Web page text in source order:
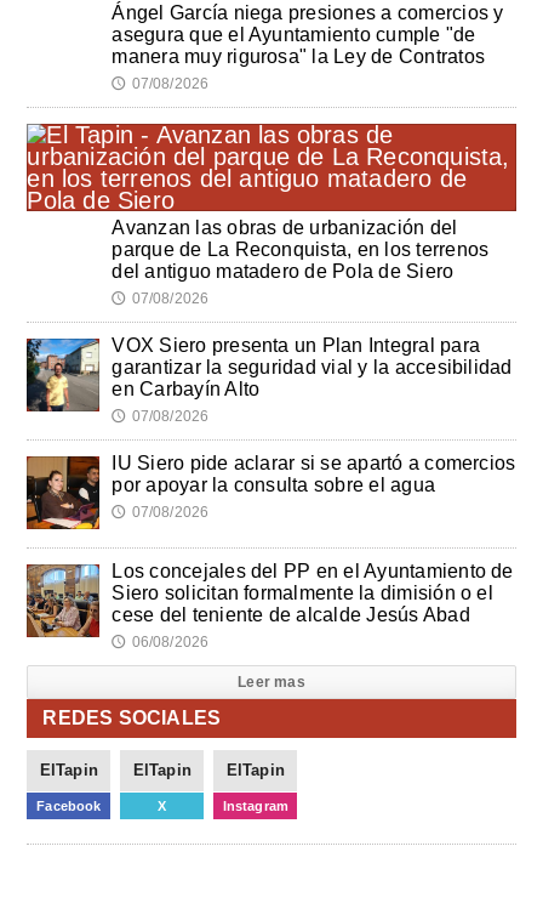
Ángel García niega presiones a comercios y
asegura que el Ayuntamiento cumple "de
manera muy rigurosa" la Ley de Contratos
🕔 07/08/2026
Avanzan las obras de urbanización del
parque de La Reconquista, en los terrenos
del antiguo matadero de Pola de Siero
🕔 07/08/2026
VOX Siero presenta un Plan Integral para
garantizar la seguridad vial y la accesibilidad
en Carbayín Alto
🕔 07/08/2026
IU Siero pide aclarar si se apartó a comercios
por apoyar la consulta sobre el agua
🕔 07/08/2026
Los concejales del PP en el Ayuntamiento de
Siero solicitan formalmente la dimisión o el
cese del teniente de alcalde Jesús Abad
🕔 06/08/2026
Leer mas
REDES SOCIALES
ElTapin
Facebook
ElTapin
X
ElTapin
Instagram